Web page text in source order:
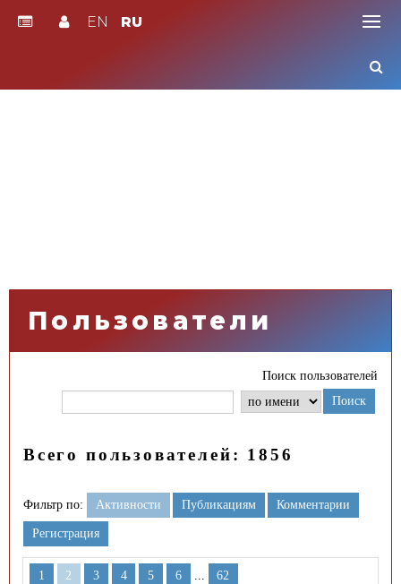
EN RU
Пользователи
Поиск пользователей
Поиск
Всего пользователей: 1856
Фильтр по: Активности Публикациям Комментарии
Регистрация
1 2 3 4 5 6 ... 62